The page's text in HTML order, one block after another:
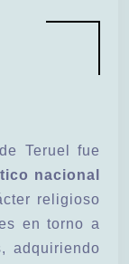
Teruel fue
nacional
religioso
en torno a
adquiriendo